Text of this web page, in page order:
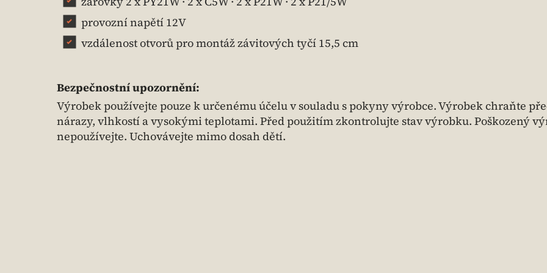
provozní napětí 12V
vzdálenost otvorů pro montáž závitových tyčí 15,5 cm
Bezpečnostní upozornění:
Výrobek používejte pouze k určenému účelu v souladu s pokyny výrobce. Výrobek chraňte
nárazy, vlhkostí a vysokými teplotami. Před použitím zkontrolujte stav výrobku. Poškozený
nepoužívejte. Uchovávejte mimo dosah dětí.